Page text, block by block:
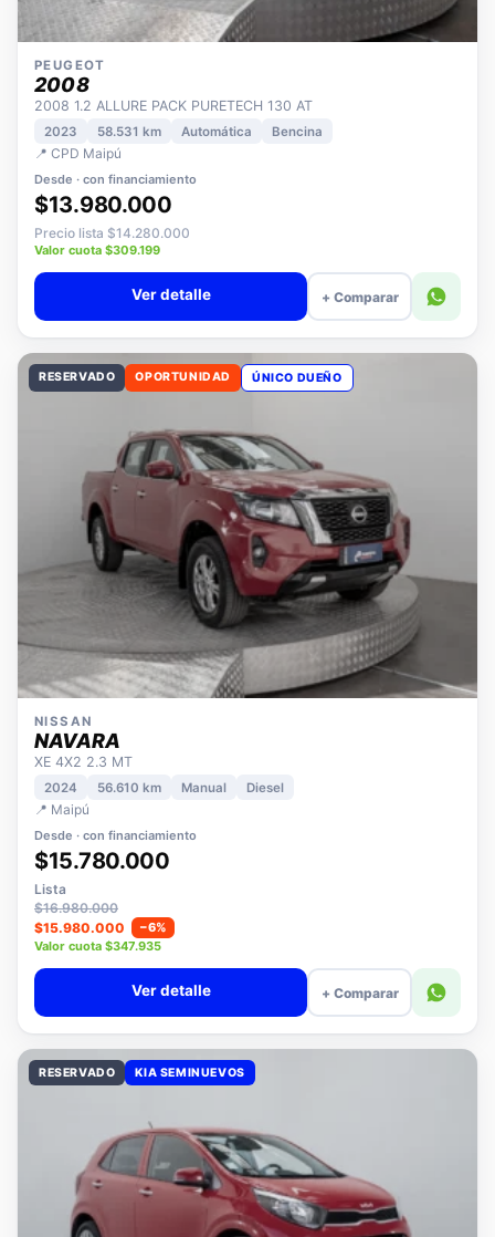
PEUGEOT
2008
2008 1.2 ALLURE PACK PURETECH 130 AT
2023 58.531 km
📍 CPD Maipú
Desde · con financiamiento
$13.980.000
Precio lista $14.280.000
Valor cuota $309.199
+ Comparar
RESERVADO OPORTUNIDAD
NISSAN
NAVARA
XE 4X2 2.3 MT
2024
📍 Maipú
Desde · con financiamiento
$15.780.000
Lista
$16.980.000
$15.980.000
−6%
Valor cuota $347.935
+ Comparar